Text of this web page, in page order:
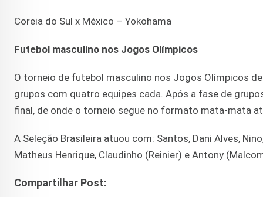
Coreia do Sul x México – Yokohama
Futebol masculino nos Jogos Olímpicos
O torneio de futebol masculino nos Jogos Olímpicos
grupos com quatro equipes cada. Após a fase de
final, de onde o torneio segue no formato mata-mata
A Seleção Brasileira atuou com: Santos, Dani Alves,
Matheus Henrique, Claudinho (Reinier) e Antony
Compartilhar Post: